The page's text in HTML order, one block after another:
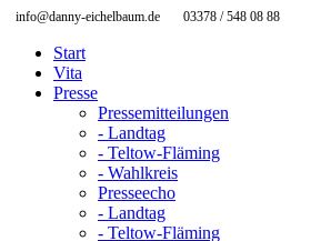
info@danny-eichelbaum.de 03378 / 548 08 88
Start
Vita
Presse
Pressemitteilungen
- Landtag
- Teltow-Fläming
- Wahlkreis
Presseecho
- Landtag
- Teltow-Fläming